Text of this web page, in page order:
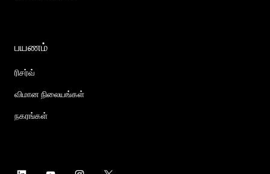
பயணம்
ரிசர்வ்
விமான நிலையங்கள்
நகரங்கள்